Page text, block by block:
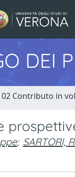
DEI
02 Contributo in
; SARTORI,